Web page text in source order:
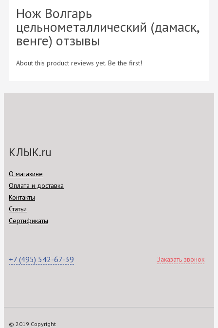
Нож Волгарь
цельнометаллический (дамаск,
венге) отзывы
About this product reviews yet. Be the first!
КЛЫК.ru
О магазине
Оплата и доставка
Контакты
Статьи
Сертификаты
+7 (495) 542-67-39 Заказать звонок
© 2019 Copyright